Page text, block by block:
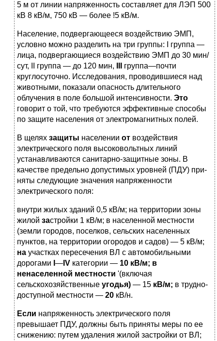
5 м от линии напряженность составляет для ЛЭП 500
кВ 8 кВ/м, 750 кВ — более !5 кВ/м.
Население, подвергающееся воздействию ЭМП,
условно можно разделить на три группы: I группа —
лица, подверга­ющиеся воздействию ЭМП до 30 мин/
сут, II группа — до 120 мин,
группа—почти
круглосуточно. Исследования, проводив­шиеся над
животными, показали опасность длительного
облучения в поле большой интенсивности. Это
говорит о той, что тре­буются эффективные способы
по защите населения от электро­магнитных полей.
В щелях защиты населении от воздействия
электрического поля высоковольтных линий
устанавливаются санитарно-защитные зоны. В
качестве предельно допустимых уровней (ПДУ) при­
няты следующие значения напряженности
электрического поля:
внутри жилых зданий 0,5 кВ/м; на территории зоны
жилой застройки 1 кВ/м; в населенной местности
(земли городов, посел­ков, сельских населенных
пунктов, на территории огородов и са­дов) — 5 кВ/м;
на участках пересечения ВЛ с автомобильными
дорогами — IV категории — 10 кВ/м; в
ненаселенной местности '(включая
сельскохозяйственные угодья) — 15 кВ/м; в трудно­
доступной местности — 20 кВ/н.
Если напряженность электрического поля
превышает ПДУ, должны быть приняты меры по ее
снижению: путем удаления жилой застройки от ВЛ;